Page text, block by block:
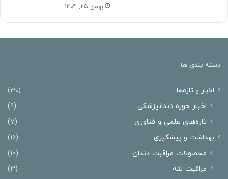
بهمن 25, 1404
دسته بندی ها
اخبار و تازه‌ها (30)
اخبار حوزه دندانپزشکی
(9)
تازه‌های علمی و فناوری
(7)
بهداشت و پیشگیری (16)
محصولات مراقبت دندان
(10)
مراقبت لثه
(3)